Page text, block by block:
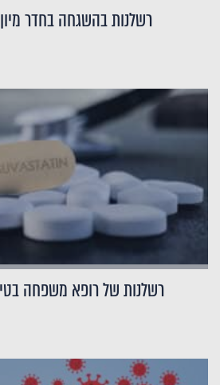
רשלנות בהשגחה בחדר
רשלנות של רופא משפחה